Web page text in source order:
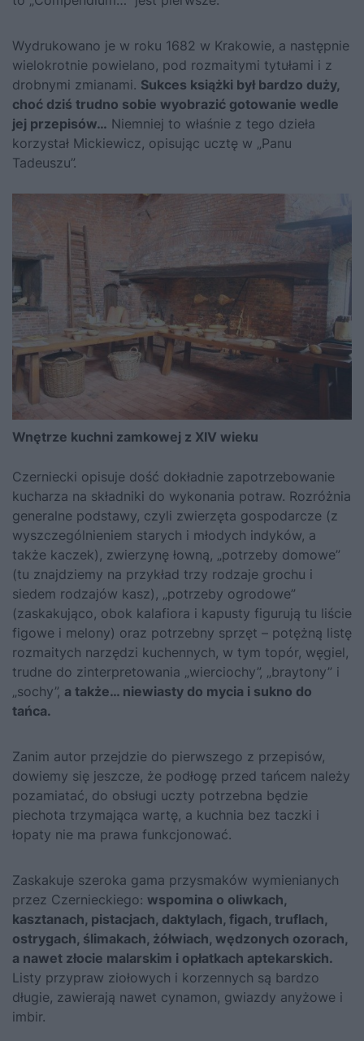
Wydrukowano je w roku 1682 w Krakowie, a następnie
wielokrotnie powielano, pod rozmaitymi tytułami i z
drobnymi zmianami. Sukces książki był bardzo duży,
choć dziś trudno sobie wyobrazić gotowanie wedle
jej przepisów… Niemniej to właśnie z tego dzieła
korzystał Mickiewicz, opisując ucztę w „Panu
Tadeuszu”.
Wnętrze kuchni zamkowej z XIV wieku
Czerniecki opisuje dość dokładnie zapotrzebowanie
kucharza na składniki do wykonania potraw. Rozróżnia
generalne podstawy, czyli zwierzęta gospodarcze (z
wyszczególnieniem starych i młodych indyków, a
także kaczek), zwierzynę łowną, „potrzeby domowe”
(tu znajdziemy na przykład trzy rodzaje grochu i
siedem rodzajów kasz), „potrzeby ogrodowe”
(zaskakująco, obok kalafiora i kapusty figurują tu liście
figowe i melony) oraz potrzebny sprzęt – potężną listę
rozmaitych narzędzi kuchennych, w tym topór, węgiel,
trudne do zinterpretowania „wierciochy”, „braytony” i
„sochy”, a także… niewiasty do mycia i sukno do
tańca.
Zanim autor przejdzie do pierwszego z przepisów,
dowiemy się jeszcze, że podłogę przed tańcem należy
pozamiatać, do obsługi uczty potrzebna będzie
piechota trzymająca wartę, a kuchnia bez taczki i
łopaty nie ma prawa funkcjonować.
Zaskakuje szeroka gama przysmaków wymienianych
przez Czernieckiego: wspomina o oliwkach,
kasztanach, pistacjach, daktylach, figach, truflach,
ostrygach, ślimakach, żółwiach, wędzonych ozorach,
a nawet złocie malarskim i opłatkach aptekarskich.
Listy przypraw ziołowych i korzennych są bardzo
długie, zawierają nawet cynamon, gwiazdy anyżowe i
imbir.